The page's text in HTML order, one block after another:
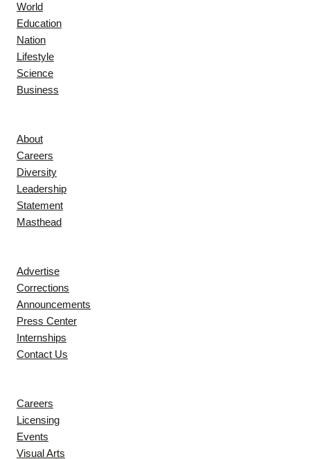
World
Education
Nation
Lifestyle
Science
Business
About
Careers
Diversity
Leadership
Statement
Masthead
Advertise
Corrections
Announcements
Press Center
Internships
Contact Us
Careers
Licensing
Events
Visual Arts